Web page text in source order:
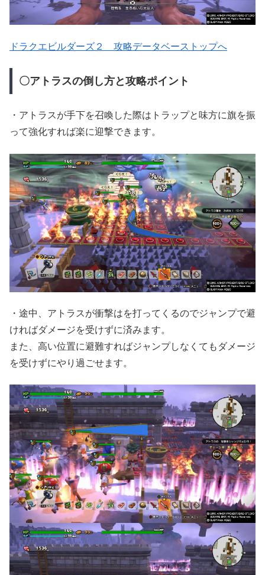
ドラクエビルダーズ２ 攻略データベーストップへ
〇アトラスの倒し方と攻略ポイント
・アトラスが手下を召喚した際はトラップと味方に旗を振
って強化すれば楽に迎撃できます。
・途中、アトラスが衝撃はを打ってくるのでジャンプで避
ければダメージを受けずに済みます。
また、高い位置に避難すればジャンプしなくてもダメージ
を受けずにやり過ごせます。